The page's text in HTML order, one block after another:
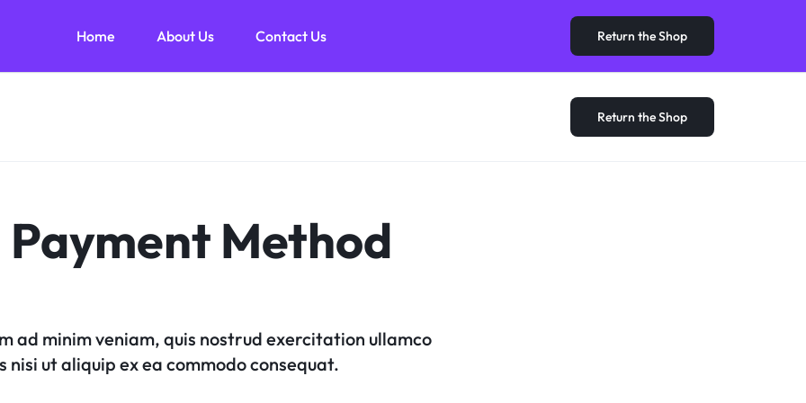
Return the Shop
Home About Us Contact Us Return the Shop
Payment Method
ad minim veniam, quis nostrud exercitation ullamco
nisi ut aliquip ex ea commodo consequat.